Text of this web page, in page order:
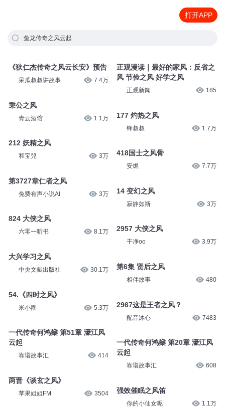
打开APP
鱼龙传奇之风云起
《狄仁杰传奇之风云长安》预告
呆瓜叔叔讲故事 7.4万
秉公之风
青云酒馆 1.1万
212 妖精之风
和宝兒 3万
第3727章仁者之风
免费有声小说AI 3万
824 大侠之风
六零一听书 8.1万
大兴学习之风
中央文献出版社 30.1万
54.《四时之风》
米小圈 5.3万
一代传奇何鸿燊 第51章 濠江风
云起
靠谱故事汇 414
两晋《谈玄之风》
苹果姐姐FM 3504
正观漫读｜最好的家风：反省之
风 节俭之风 好学之风
正观新闻 185
177 灼热之风
锋叔叔 1.7万
418国士之风骨
安燃 7.7万
14 变幻之风
寂静如斯 3万
2957 大侠之风
干净oo 3.9万
第6集 贤后之风
相伴故事 480
2967这是王者之风？
配音沐心 7483
一代传奇何鸿燊 第20章 濠江风
云起
靠谱故事汇 608
强效催眠之风笛
你的小仙女呢 1.1万